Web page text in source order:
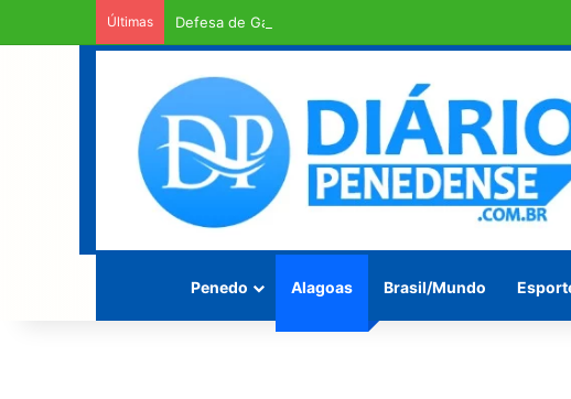
Últimas Defesa de Gaspar pede urgência em exame de DNA
Penedo Alagoas Brasil/Mundo